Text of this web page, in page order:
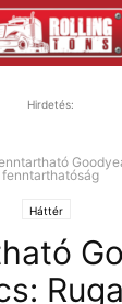
Hirdetés:
fenntarthatóság
Háttér